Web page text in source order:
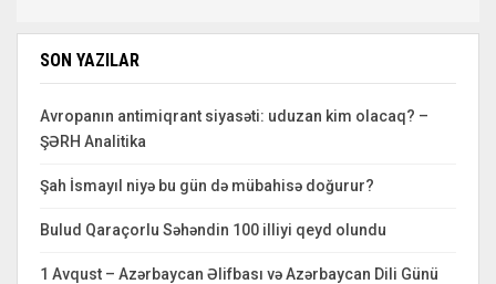
SON YAZILAR
Avropanın antimiqrant siyasəti: uduzan kim olacaq? –
ŞƏRH Analitika
Şah İsmayıl niyə bu gün də mübahisə doğurur?
Bulud Qaraçorlu Səhəndin 100 illiyi qeyd olundu
1 Avqust – Azərbaycan Əlifbası və Azərbaycan Dili Günü